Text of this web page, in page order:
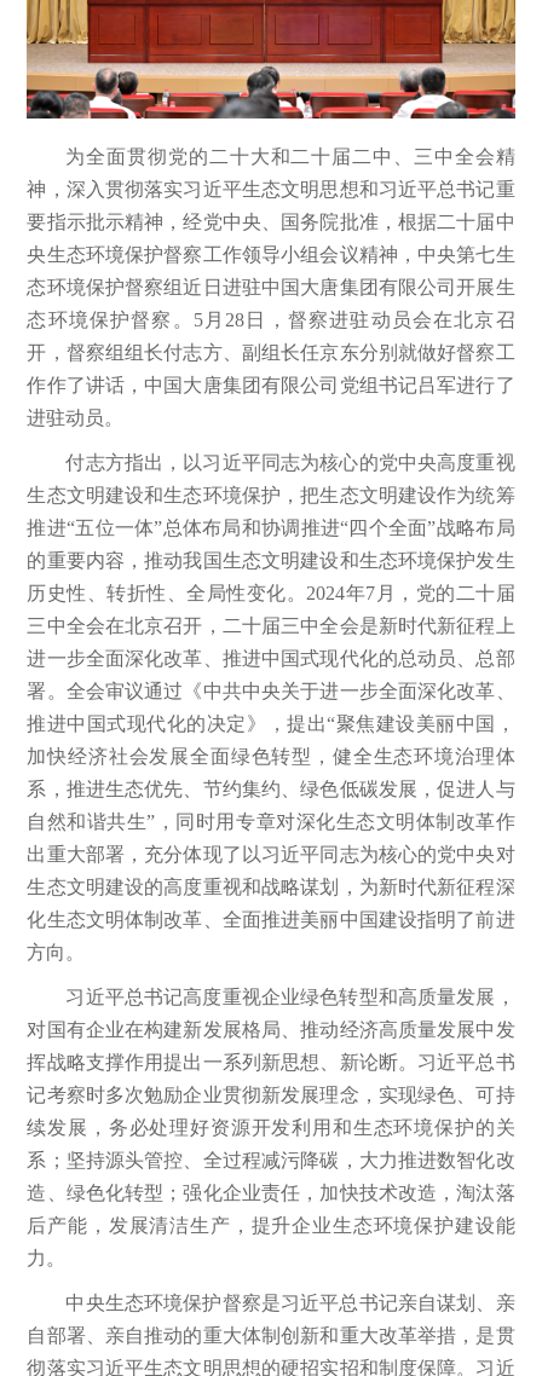
为全面贯彻党的二十大和二十届二中、三中全会精
神，深入贯彻落实习近平生态文明思想和习近平总书记重
要指示批示精神，经党中央、国务院批准，根据二十届中
央生态环境保护督察工作领导小组会议精神，中央第七生
态环境保护督察组近日进驻中国大唐集团有限公司开展生
态环境保护督察。5月28日，督察进驻动员会在北京召
开，督察组组长付志方、副组长任京东分别就做好督察工
作作了讲话，中国大唐集团有限公司党组书记吕军进行了
进驻动员。
付志方指出，以习近平同志为核心的党中央高度重视
生态文明建设和生态环境保护，把生态文明建设作为统筹
推进“五位一体”总体布局和协调推进“四个全面”战略布局
的重要内容，推动我国生态文明建设和生态环境保护发生
历史性、转折性、全局性变化。2024年7月，党的二十届
三中全会在北京召开，二十届三中全会是新时代新征程上
进一步全面深化改革、推进中国式现代化的总动员、总部
署。全会审议通过《中共中央关于进一步全面深化改革、
推进中国式现代化的决定》，提出“聚焦建设美丽中国，
加快经济社会发展全面绿色转型，健全生态环境治理体
系，推进生态优先、节约集约、绿色低碳发展，促进人与
自然和谐共生”，同时用专章对深化生态文明体制改革作
出重大部署，充分体现了以习近平同志为核心的党中央对
生态文明建设的高度重视和战略谋划，为新时代新征程深
化生态文明体制改革、全面推进美丽中国建设指明了前进
方向。
习近平总书记高度重视企业绿色转型和高质量发展，
对国有企业在构建新发展格局、推动经济高质量发展中发
挥战略支撑作用提出一系列新思想、新论断。习近平总书
记考察时多次勉励企业贯彻新发展理念，实现绿色、可持
续发展，务必处理好资源开发利用和生态环境保护的关
系；坚持源头管控、全过程减污降碳，大力推进数智化改
造、绿色化转型；强化企业责任，加快技术改造，淘汰落
后产能，发展清洁生产，提升企业生态环境保护建设能
力。
中央生态环境保护督察是习近平总书记亲自谋划、亲
自部署、亲自推动的重大体制创新和重大改革举措，是贯
彻落实习近平生态文明思想的硬招实招和制度保障。习近